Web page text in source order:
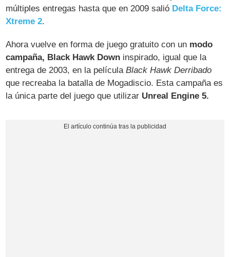
múltiples entregas hasta que en 2009 salió Delta Force:
Xtreme 2.
Ahora vuelve en forma de juego gratuito con un modo
campaña, Black Hawk Down inspirado, igual que la
entrega de 2003, en la películaBlack Hawk Derribado
que recreaba la batalla de Mogadiscio. Esta campaña es
la única parte del juego que utilizar Unreal Engine 5.